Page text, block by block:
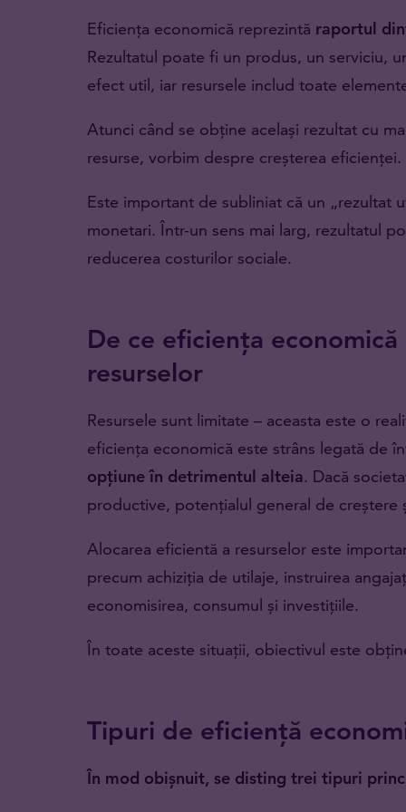
Eficiența economică reprezintă raportul
Rezultatul poate fi un produs, un serviciu,
efect util, iar resursele includ toate
Atunci când se obține același rezultat cu
resurse, vorbim despre creșterea eficienței.
Este important de subliniat că un „rezultat
monetari. Într-un sens mai larg, rezultatul
reducerea costurilor sociale.
De ce eficiența economică
resurselor
Resursele sunt limitate – aceasta este o
eficiența economică este strâns legată de
opțiune în detrimentul alteia. Dacă
productive, potențialul general de creștere
Alocarea eficientă a resurselor este
precum achiziția de utilaje, instruirea
economisirea, consumul și investițiile.
În toate aceste situații, obiectivul este
Tipuri de eficiență
În mod obișnuit, se disting trei tipuri